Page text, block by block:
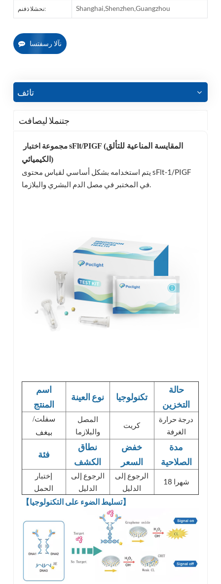
نحشلا ذفنم: Shanghai,Shenzhen,Guangzhou
نآلا رسفتسا
تائف
جتنملا ليصافت
مجموعة اختبارsFlt/PIGF (المقايسة المناعية للتألق
الكيميائي)
يتم استخدامه بشكل أساسي لقياس محتوى sFlt-1/PIGF
اسم
المنتج
نوع العينة تكنولوجيا
حالة
التخزين
سفلت/
بيغف
المصل
والبلازما
كريت
درجة حرارة
الغرفة
فئة
نطاق
الكشف
خفض
السعر
مدة
الصلاحية
إختبار
الحمل
الرجوع إلى
الدليل
الرجوع إلى
الدليل
18 شهرا
【تسليط الضوء على التكنولوجيا】